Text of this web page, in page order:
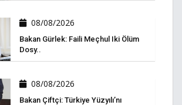
08/08/2026
Bakan Gürlek: Faili Meçhul Iki Ölüm
Dosy..
08/08/2026
Bakan Çiftçi: Türkiye Yüzyılı’nı